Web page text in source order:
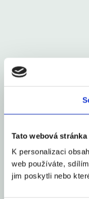
Tato webová
K personalizaci
web používáte,
jim poskytli nebo